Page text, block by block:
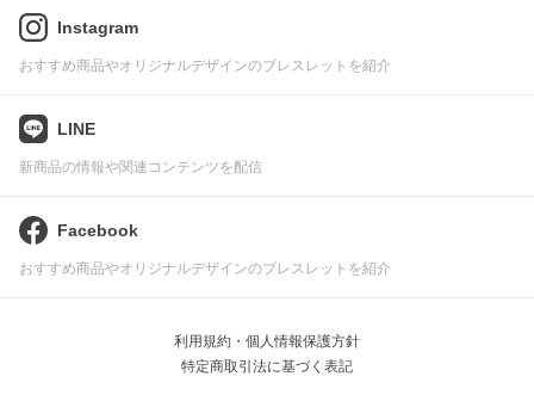
Instagram
おすすめ商品やオリジナルデザインのブレスレットを紹介
LINE
新商品の情報や関連コンテンツを配信
Facebook
おすすめ商品やオリジナルデザインのブレスレットを紹介
利用規約・個人情報保護方針
特定商取引法に基づく表記